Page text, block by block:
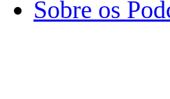
Sobre os